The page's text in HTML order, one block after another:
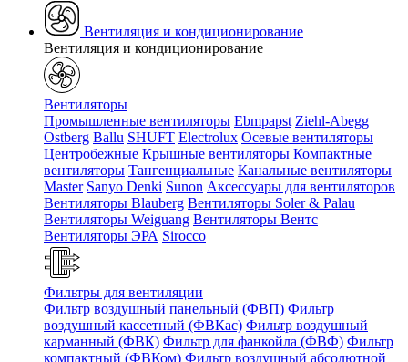
Вентиляция и кондиционирование
Вентиляция и кондиционирование
Вентиляторы
Промышленные вентиляторы Ebmpapst Ziehl-Abegg
Ostberg Ballu SHUFT Electrolux Осевые вентиляторы
Центробежные Крышные вентиляторы Компактные
вентиляторы Тангенциальные Канальные вентиляторы
Master Sanyo Denki Sunon Аксессуары для вентиляторов
Вентиляторы Blauberg Вентиляторы Soler & Palau
Вентиляторы Weiguang Вентиляторы Вентс
Вентиляторы ЭРА Sirocco
Фильтры для вентиляции
Фильтр воздушный панельный (ФВП) Фильтр
воздушный кассетный (ФВКас) Фильтр воздушный
карманный (ФВК) Фильтр для фанкойла (ФВФ) Фильтр
компактный (ФВКом) Фильтр воздушный абсолютной